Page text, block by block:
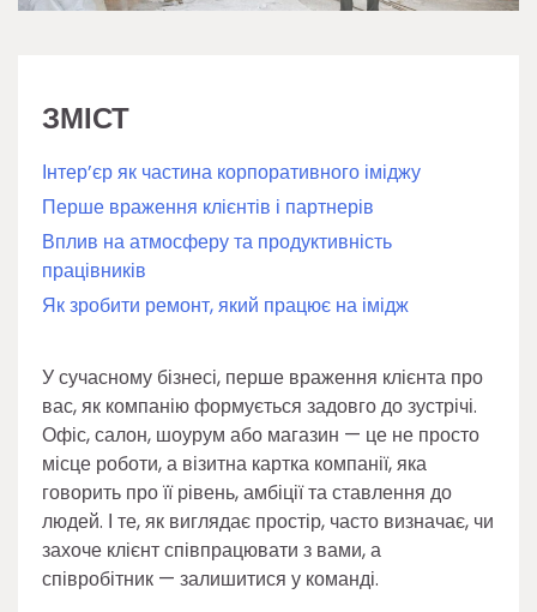
ЗМІСТ
Інтер’єр як частина корпоративного іміджу
Перше враження клієнтів і партнерів
Вплив на атмосферу та продуктивність
працівників
Як зробити ремонт, який працює на імідж
У сучасному бізнесі, перше враження клієнта про
вас, як компанію формується задовго до зустрічі.
Офіс, салон, шоурум або магазин — це не просто
місце роботи, а візитна картка компанії, яка
говорить про її рівень, амбіції та ставлення до
людей. І те, як виглядає простір, часто визначає, чи
захоче клієнт співпрацювати з вами, а
співробітник — залишитися у команді.